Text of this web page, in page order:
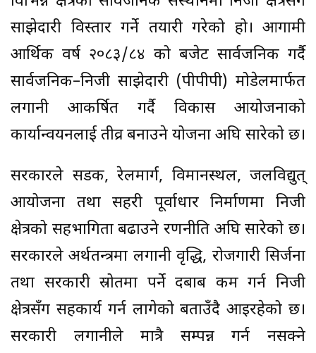
साझेदारी विस्तार गर्ने तयारी गरेको हो। आगामी
आर्थिक वर्ष २०८३/८४ को बजेट सार्वजनिक गर्दै
सार्वजनिक–निजी साझेदारी (पीपीपी) मोडेलमार्फत
लगानी आकर्षित गर्दै विकास आयोजनाको
कार्यान्वयनलाई तीव्र बनाउने योजना अघि सारेको छ।
सरकारले सडक, रेलमार्ग, विमानस्थल, जलविद्युत्
आयोजना तथा सहरी पूर्वाधार निर्माणमा निजी
क्षेत्रको सहभागिता बढाउने रणनीति अघि सारेको छ।
सरकारले अर्थतन्त्रमा लगानी वृद्धि, रोजगारी सिर्जना
तथा सरकारी स्रोतमा पर्ने दबाब कम गर्न निजी
क्षेत्रसँग सहकार्य गर्न लागेको बताउँदै आइरहेको छ।
सरकारी लगानीले मात्रै सम्पन्न गर्न नसक्ने